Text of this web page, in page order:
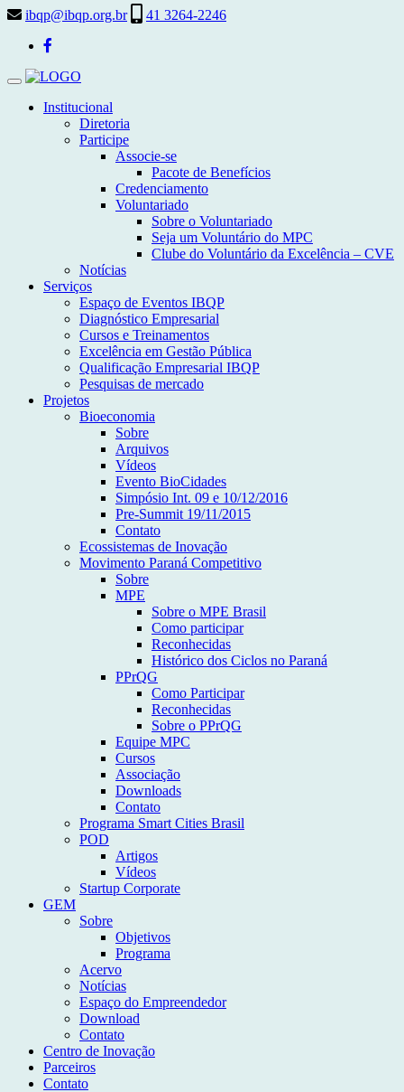
ibqp@ibqp.org.br 41 3264-2246
Toggle
navigationInstitucional
Diretoria
Participe
Associe-se
Pacote de Benefícios
Credenciamento
Voluntariado
Sobre o Voluntariado
Seja um Voluntário do MPC
Clube do Voluntário da Excelência – CVE
Notícias
Serviços
Espaço de Eventos IBQP
Diagnóstico Empresarial
Cursos e Treinamentos
Excelência em Gestão Pública
Qualificação Empresarial IBQP
Pesquisas de mercado
Projetos
Bioeconomia
Sobre
Arquivos
Vídeos
Evento BioCidades
Simpósio Int. 09 e 10/12/2016
Pre-Summit 19/11/2015
Contato
Ecossistemas de Inovação
Movimento Paraná Competitivo
Sobre
MPE
Sobre o MPE Brasil
Como participar
Reconhecidas
Histórico dos Ciclos no Paraná
PPrQG
Como Participar
Reconhecidas
Sobre o PPrQG
Equipe MPC
Cursos
Associação
Downloads
Contato
Programa Smart Cities Brasil
POD
Artigos
Vídeos
Startup Corporate
GEM
Sobre
Objetivos
Programa
Acervo
Notícias
Espaço do Empreendedor
Download
Contato
Centro de Inovação
Parceiros
Contato